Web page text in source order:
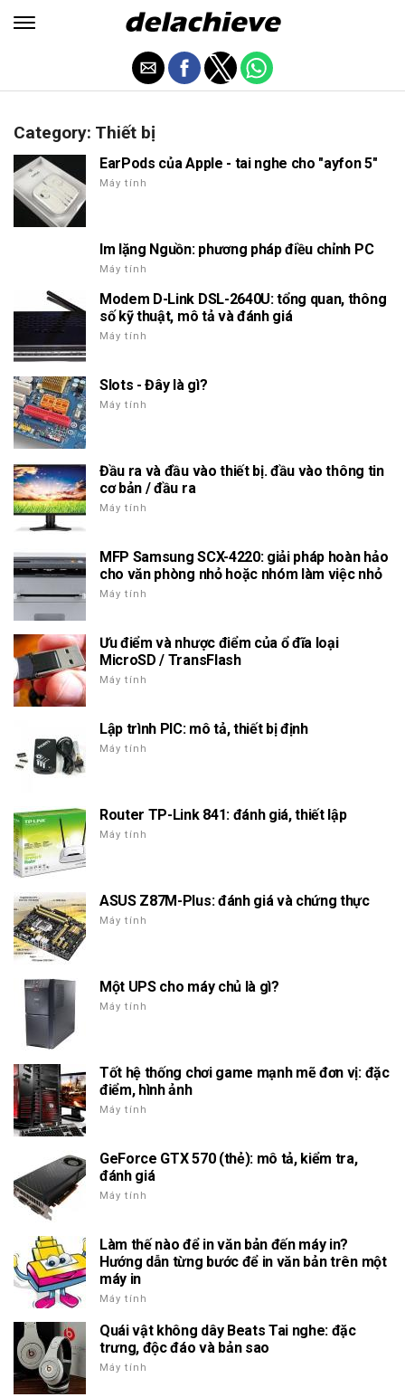
Category: Thiết bị
EarPods của Apple - tai nghe cho "ayfon 5"
Máy tính
Im lặng Nguồn: phương pháp điều chỉnh PC
Máy tính
Modem D-Link DSL-2640U: tổng quan, thông
số kỹ thuật, mô tả và đánh giá
Máy tính
Slots - Đây là gì?
Máy tính
Đầu ra và đầu vào thiết bị. đầu vào thông tin
cơ bản / đầu ra
Máy tính
MFP Samsung SCX-4220: giải pháp hoàn hảo
cho văn phòng nhỏ hoặc nhóm làm việc nhỏ
Máy tính
Ưu điểm và nhược điểm của ổ đĩa loại
MicroSD / TransFlash
Máy tính
Lập trình PIC: mô tả, thiết bị định
Máy tính
Router TP-Link 841: đánh giá, thiết lập
Máy tính
ASUS Z87M-Plus: đánh giá và chứng thực
Máy tính
Một UPS cho máy chủ là gì?
Máy tính
Tốt hệ thống chơi game mạnh mẽ đơn vị: đặc
điểm, hình ảnh
Máy tính
GeForce GTX 570 (thẻ): mô tả, kiểm tra,
đánh giá
Máy tính
Làm thế nào để in văn bản đến máy in?
Hướng dẫn từng bước để in văn bản trên một
máy in
Máy tính
Quái vật không dây Beats Tai nghe: đặc
trưng, độc đáo và bản sao
Máy tính